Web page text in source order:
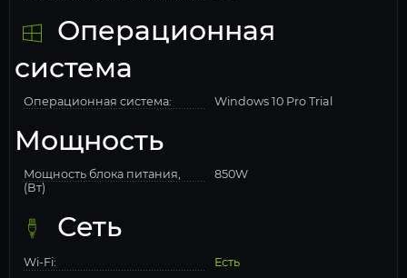
Операционная
система
Операционная система: Windows 10 Pro Trial
Мощность
Мощность блока питания,
(Вт)
850W
Сеть
Wi-Fi: Есть